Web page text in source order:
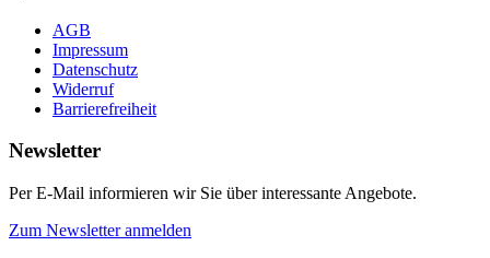
AGB
Impressum
Datenschutz
Widerruf
Barrierefreiheit
Newsletter
Per E-Mail informieren wir Sie über interessante Angebote.
Zum Newsletter anmelden